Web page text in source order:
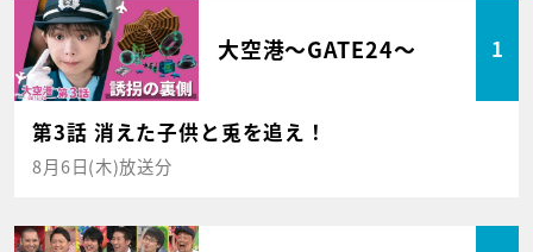
大空港～GATE24～ 1
第3話 消えた子供と兎を追え！
8月6日(木)放送分